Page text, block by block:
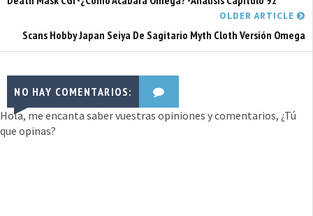
OLDER ARTICLE
Scans Hobby Japan Seiya De Sagitario Myth Cloth Versión Omega
NO HAY COMENTARIOS:
Hola, me encanta saber vuestras opiniones y comentarios, ¿Tú
que opinas?